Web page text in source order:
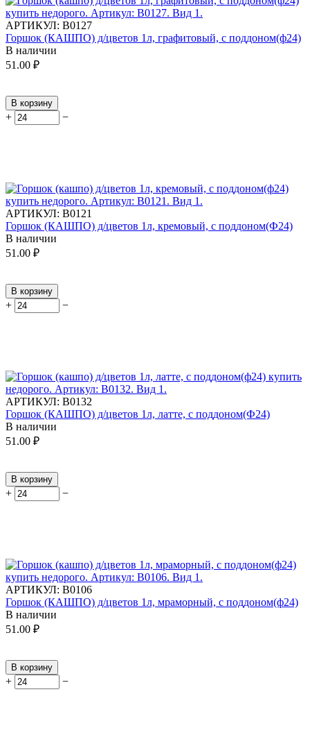
АРТИКУЛ: В0127
Горшок (КАШПО) д/цветов 1л, графитовый, с поддоном(ф24)
В наличии
51.00 ₽
В корзину
+ −
АРТИКУЛ: В0121
Горшок (КАШПО) д/цветов 1л, кремовый, с поддоном(Ф24)
В наличии
51.00 ₽
В корзину
+ −
АРТИКУЛ: В0132
Горшок (КАШПО) д/цветов 1л, латте, с поддоном(Ф24)
В наличии
51.00 ₽
В корзину
+ −
АРТИКУЛ: В0106
Горшок (КАШПО) д/цветов 1л, мраморный, с поддоном(ф24)
В наличии
51.00 ₽
В корзину
+ −